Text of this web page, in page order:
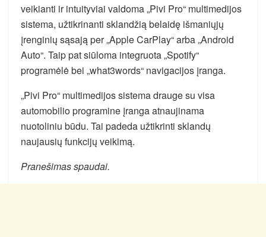
veikianti ir intuityviai valdoma „Pivi Pro“ multimedijos
sistema, užtikrinanti sklandžią belaidę išmaniųjų
įrenginių sąsają per „Apple CarPlay“ arba „Android
Auto“. Taip pat siūloma integruota „Spotify“
programėlė bei „what3words“ navigacijos įranga.
„Pivi Pro“ multimedijos sistema drauge su visa
automobilio programine įranga atnaujinama
nuotoliniu būdu. Tai padeda užtikrinti sklandų
naujausių funkcijų veikimą.
Pranešimas spaudai.